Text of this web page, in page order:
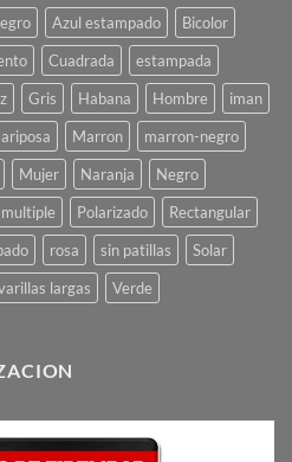
Azul estampado
Bicolor
Cuadrada
estampada
Gris Habana Hombre
iman
Marron
marron-negro
Mujer Naranja
Negro
Polarizado
Rectangular
rosa sin patillas
Solar
largas Verde